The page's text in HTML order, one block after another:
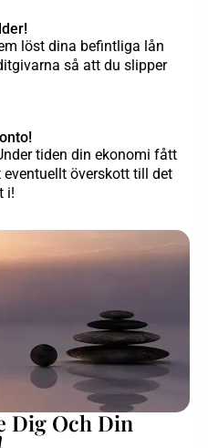
löst dina befintliga lån
så att du slipper
tiden din ekonomi fått
överskott till det
i!
Dig Och Din